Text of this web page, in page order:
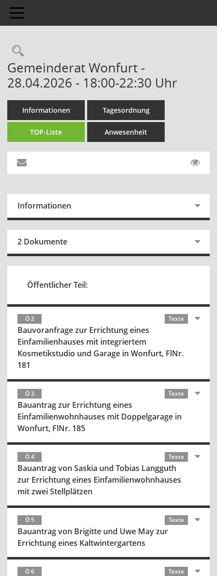
Toggle navigation
Gemeinderat Wonfurt -
28.04.2026 - 18:00-22:30 Uhr
Informationen Tagesordnung
TOP-Liste Anwesenheit
Informationen
2 Dokumente
Öffentlicher Teil:
Ö 2 Texte
Bauvoranfrage zur Errichtung eines
Einfamilienhauses mit integriertem
Kosmetikstudio und Garage in Wonfurt, FlNr.
181
Ö 3 Texte
Bauantrag zur Errichtung eines
Einfamilienwohnhauses mit Doppelgarage in
Wonfurt, FlNr. 185
Ö 4 Texte
Bauantrag von Saskia und Tobias Langguth
zur Errichtung eines Einfamilienwohnhauses
mit zwei Stellplätzen
Ö 5 Texte
Bauantrag von Brigitte und Uwe May zur
Errichtung eines Kaltwintergartens
Ö 6 Texte